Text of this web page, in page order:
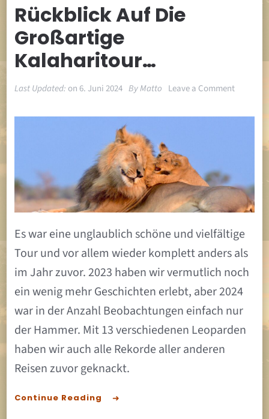
Rückblick Auf Die
Großartige
Kalaharitour…
Last Updated:on 6. Juni 2024 ByMatto Leave a Commenton
Es war eine unglaublich schöne und vielfältige
Tour und vor allem wieder komplett anders als
im Jahr zuvor. 2023 haben wir vermutlich noch
ein wenig mehr Geschichten erlebt, aber 2024
war in der Anzahl Beobachtungen einfach nur
der Hammer. Mit 13 verschiedenen Leoparden
haben wir auch alle Rekorde aller anderen
Reisen zuvor geknackt.
Continue Reading